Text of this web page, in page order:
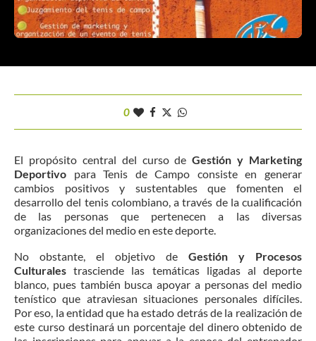
0
El propósito central del curso deGestión y Marketing
Deportivo para Tenis de Campo consiste en generar
cambios positivos y sustentables que fomenten el
desarrollo del tenis colombiano, a través de la cualificación
de las personas que pertenecen a las diversas
organizaciones del medio en este deporte.
No obstante, el objetivo de Gestión y Procesos
Culturales trasciende las temáticas ligadas al deporte
blanco, pues también busca apoyar a personas del medio
tenístico que atraviesan situaciones personales difíciles.
Por eso, la entidad que ha estado detrás de la realización de
este curso destinará un porcentaje del dinero obtenido de